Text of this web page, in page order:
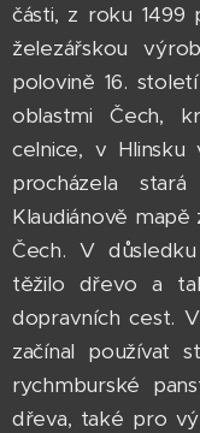
části, z roku 1499
železářskou
polovině 16.
oblastmi Čech,
celnice, v
procházela
Klaudiánově mapě
Čech. V
těžilo dřevo a
dopravních cest.
začínal používat
rychmburské
dřeva, také pro